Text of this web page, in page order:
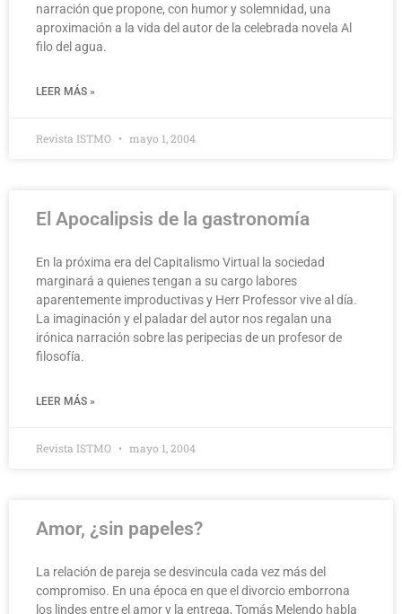
narración que propone, con humor y solemnidad, una
aproximación a la vida del autor de la celebrada novela Al
filo del agua.
LEER MÁS »
Revista ISTMO mayo 1, 2004
El Apocalipsis de la gastronomía
En la próxima era del Capitalismo Virtual la sociedad
marginará a quienes tengan a su cargo labores
aparentemente improductivas y Herr Professor vive al día.
La imaginación y el paladar del autor nos regalan una
irónica narración sobre las peripecias de un profesor de
filosofía.
LEER MÁS »
Revista ISTMO mayo 1, 2004
Amor, ¿sin papeles?
La relación de pareja se desvincula cada vez más del
compromiso. En una época en que el divorcio emborrona
los lindes entre el amor y la entrega, Tomás Melendo habla